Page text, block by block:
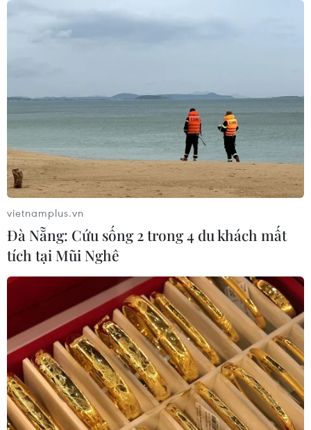
TIN CÙNG CHUYÊN MỤC
Tổng Bí thư, Chủ tịch nước Tô Lâm
vietnamplus.vn
Đà Nẵng: Cứu sống 2 trong 4 du khách mất
tích tại Mũi Nghê